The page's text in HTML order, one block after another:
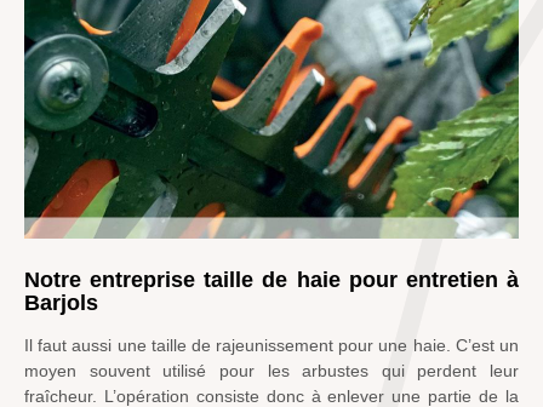
Notre entreprise taille de haie pour entretien à
Barjols
Il faut aussi une taille de rajeunissement pour une haie. C’est un
moyen souvent utilisé pour les arbustes qui perdent leur
fraîcheur. L’opération consiste donc à enlever une partie de la